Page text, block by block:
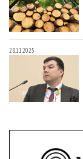
28.11.2025